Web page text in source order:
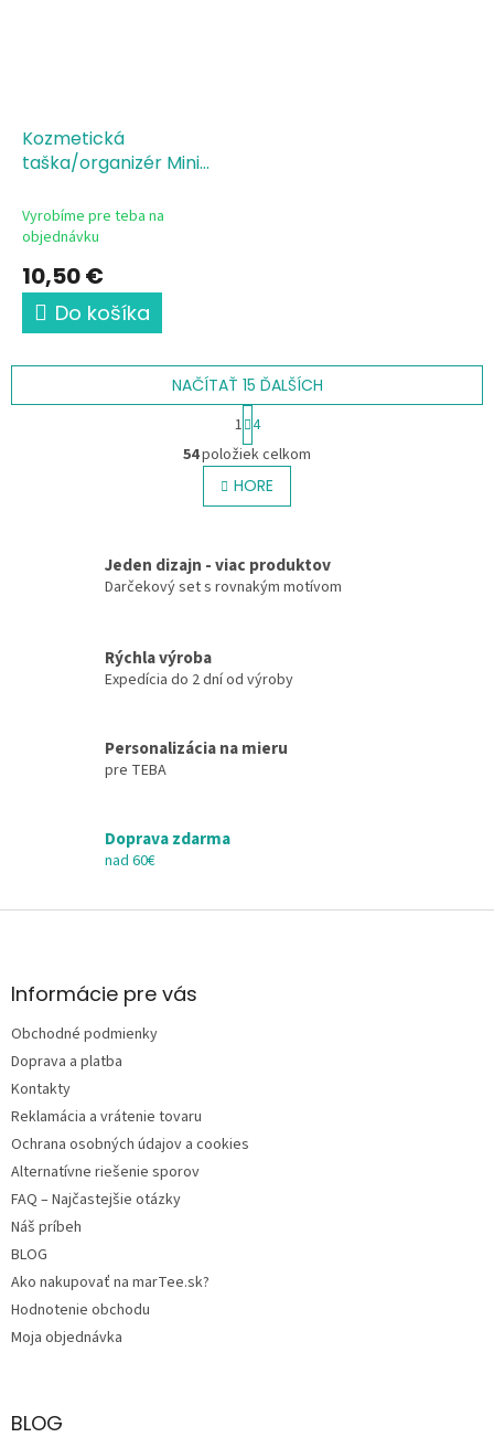
Kozmetická
taška/organizér Mini
watching
Vyrobíme pre teba na
objednávku
10,50 €
Do košíka
O
v
l
á
c
i
v
k
v
ý
NAČÍTAŤ 15 ĎALŠÍCH
S
t
r
á
n
k
a
n
1 4
54položiek celkom
HORE
Jeden dizajn - viac produktov
Darčekový set s rovnakým motívom
Rýchla výroba
Expedícia do 2 dní od výroby
Personalizácia na mieru
pre TEBA
Doprava zdarma
nad 60€
Z
ä
e
Informácie pre vás
Obchodné podmienky
Doprava a platba
Kontakty
Reklamácia a vrátenie tovaru
Ochrana osobných údajov a cookies
Alternatívne riešenie sporov
FAQ – Najčastejšie otázky
Náš príbeh
BLOG
Ako nakupovať na marTee.sk?
Hodnotenie obchodu
Moja objednávka
BLOG